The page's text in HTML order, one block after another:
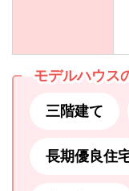
モデルハウス
三階建て
長期優良住